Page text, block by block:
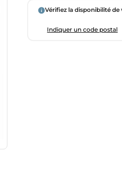
Vérifiez la disponibilité
Indiquer un code postal